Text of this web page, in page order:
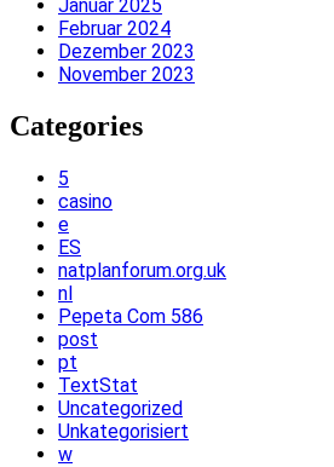
Januar 2025
Februar 2024
Dezember 2023
November 2023
Categories
5
casino
e
ES
natplanforum.org.uk
nl
Pepeta Com 586
post
pt
TextStat
Uncategorized
Unkategorisiert
w